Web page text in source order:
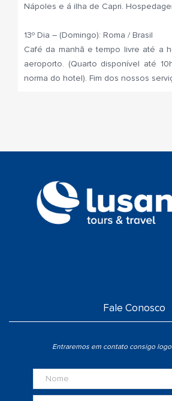
Nápoles e á ilha de Capri.
13º Dia – (Domingo): Roma / Brasil
Café da manhã e tempo livre até a
aeroporto. (Quarto disponível até
norma do hotel). Fim dos nossos
Fale Conosco
Entraremos em contato consigo